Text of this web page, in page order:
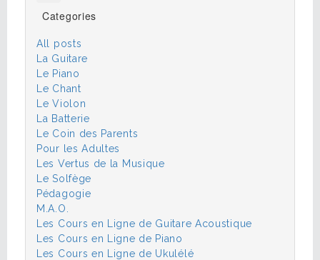
Categories
All posts
La Guitare
Le Piano
Le Chant
Le Violon
La Batterie
Le Coin des Parents
Pour les Adultes
Les Vertus de la Musique
Le Solfège
Pédagogie
M.A.O.
Les Cours en Ligne de Guitare Acoustique
Les Cours en Ligne de Piano
Les Cours en Ligne de Ukulélé